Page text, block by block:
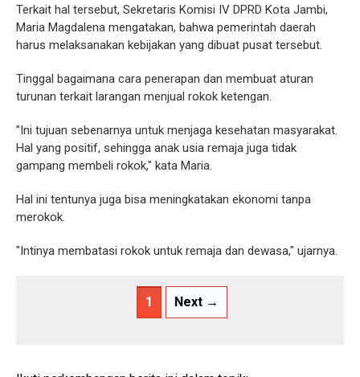
Terkait hal tersebut, Sekretaris Komisi IV DPRD Kota Jambi,
Maria Magdalena mengatakan, bahwa pemerintah daerah
harus melaksanakan kebijakan yang dibuat pusat tersebut.
Tinggal bagaimana cara penerapan dan membuat aturan
turunan terkait larangan menjual rokok ketengan.
"Ini tujuan sebenarnya untuk menjaga kesehatan masyarakat.
Hal yang positif, sehingga anak usia remaja juga tidak
gampang membeli rokok," kata Maria.
Hal ini tentunya juga bisa meningkatakan ekonomi tanpa
merokok.
"Intinya membatasi rokok untuk remaja dan dewasa," ujarnya.
1 Next →